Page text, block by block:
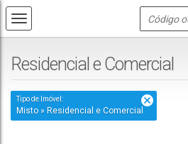
Residencial e Comercial
Tipo de Imóvel:
Misto » Residencial e Comercial